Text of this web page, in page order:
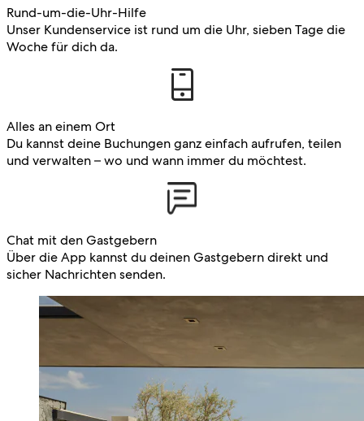
Rund-um-die-Uhr-Hilfe
Unser Kundenservice ist rund um die Uhr, sieben Tage die
Woche für dich da.
Alles an einem Ort
Du kannst deine Buchungen ganz einfach aufrufen, teilen
und verwalten – wo und wann immer du möchtest.
Chat mit den Gastgebern
Über die App kannst du deinen Gastgebern direkt und
sicher Nachrichten senden.